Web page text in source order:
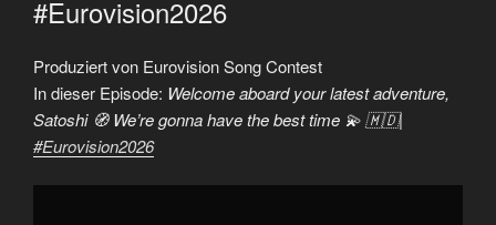
#Eurovision2026
Produziert von Eurovision Song Contest
In dieser Episode: Welcome aboard your latest adventure,
Satoshi 🧭 We’re gonna have the best time 💫 🇲🇩|
#Eurovision2026
„Welcome